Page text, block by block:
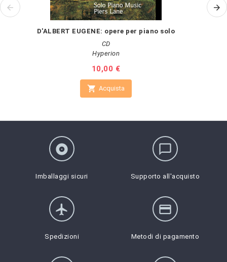
D'ALBERT EUGENE: opere per piano solo
CD
Hyperion
Prezzo
10,00 €
 Acquista
album
Imballaggi sicuri
chat_bubble_outline
Supporto all'acquisto
flight
Spedizioni
credit_card
Metodi di pagamento